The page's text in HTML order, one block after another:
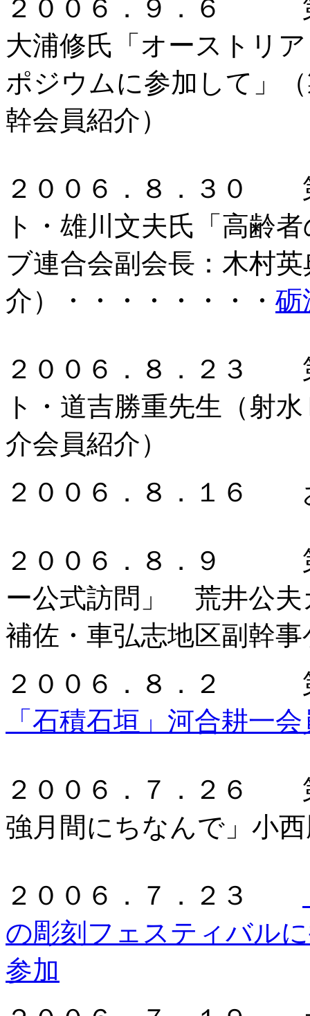
２００６．９．６
大浦修氏「オーストリ
ポジウムに参加して」
幹会員紹介）
２００６．８．３０
ト・雄川文夫氏「高齢
ブ連合会副会長：木村
介）・・・・・・・・ 砺
２００６．８．２３
ト・道吉勝重先生（射
介会員紹介）
２００６．８．１６
２００６．８．９
ー公式訪問」 荒井公夫
補佐・車弘志地区副幹
２００６．８．２
「石積石垣」河合耕一会
２００６．７．２６
強月間にちなんで」小
２００６．７．２３
の彫刻フェスティバル
参加